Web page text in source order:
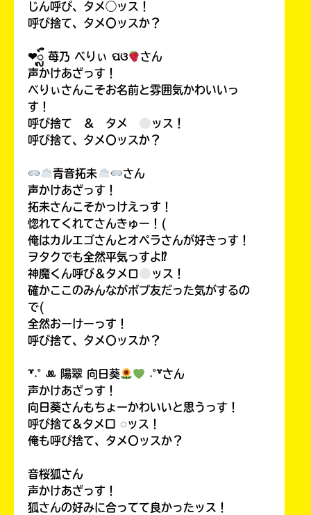
じん呼び、タメ◯ッス！
呼び捨て、タメ〇ッスか？
❤︎ᬼ 苺乃 べりぃ ପଓ
さん
声かけあざっす！
べりぃさんこそお名前と雰囲気かわいいっ
す！
呼び捨て ＆ タメ
ッス！
呼び捨て、タメ〇ッスか？
青音拓未
さん
声かけあざっす！
拓未さんこそかっけえっす！
惚れてくれてさんきゅー！(
俺はカルエゴさんとオペラさんが好きっす！
ヲタクでも全然平気っすよ⁉
神魔くん呼び＆タメロ
ッス！
確かここのみんながポプ友だった気がするの
で(
全然おーけーっす！
呼び捨て、タメ〇ッスか？
꒷˖˚ ꔛ‬ 陽翠 向日葵
˖˚꒷さん
声かけあざっす！
向日葵さんもちょーかわいいと思うっす！
呼び捨て&タメ口 ◌ッス！
俺も呼び捨て、タメ〇ッスか？
音桜狐さん
声かけあざっす！
狐さんの好みに合ってて良かったッス！